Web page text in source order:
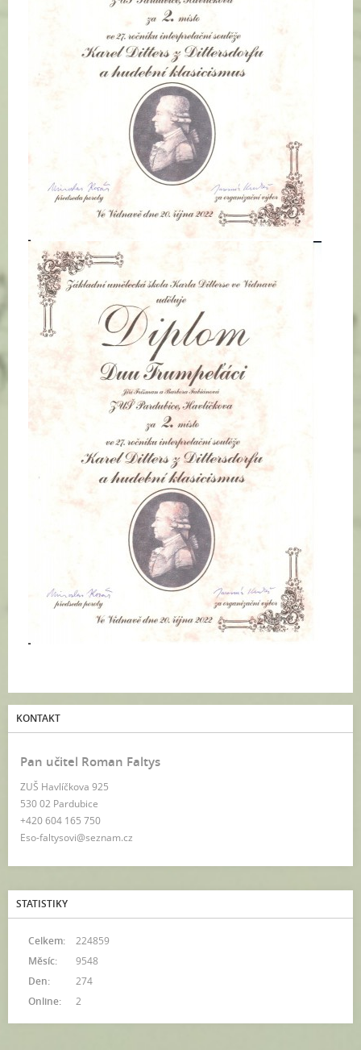
KONTAKT
Pan učitel Roman Faltys
ZUŠ Havlíčkova 925
530 02 Pardubice
+420 604 165 750
Eso-faltysovi@seznam.cz
STATISTIKY
Online: 2
Celkem:
224859
Měsíc:
9548
Den:
274